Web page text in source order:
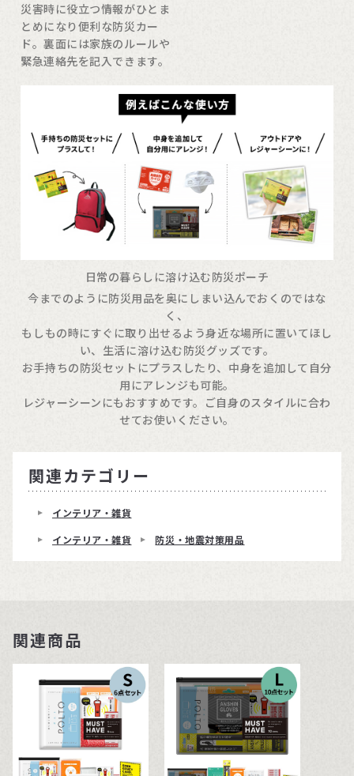
災害時に役立つ情報がひとま
とめになり便利な防災カー
ド。裏面には家族のルールや
緊急連絡先を記入できます。
日常の暮らしに溶け込む防災ポーチ
今までのように防災用品を奥にしまい込んでおくのではな
く、
もしもの時にすぐに取り出せるよう身近な場所に置いてほし
い、生活に溶け込む防災グッズです。
お手持ちの防災セットにプラスしたり、中身を追加して自分
用にアレンジも可能。
レジャーシーンにもおすすめです。ご自身のスタイルに合わ
せてお使いください。
関連カテゴリー
インテリア・雑貨
インテリア・雑貨
防災・地震対策用品
関連商品